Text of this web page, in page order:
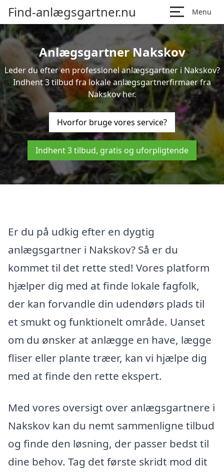
Find-anlægsgartner.nu Menu
Anlægsgartner Nakskov
Leder du efter en professionel anlægsgartner i Nakskov?
Indhent 3 tilbud fra lokale anlægsgartnerfirmaer fra
Nakskov her.
Hvorfor bruge vores service?
Indhent 3 tilbud, gratis og uforpligtende
Er du på udkig efter en dygtig
anlægsgartner i Nakskov? Så er du
kommet til det rette sted! Vores platform
hjælper dig med at finde lokale fagfolk,
der kan forvandle din udendørs plads til
et smukt og funktionelt område. Uanset
om du ønsker at anlægge en have, lægge
fliser eller plante træer, kan vi hjælpe dig
med at finde den rette ekspert.
Med vores oversigt over anlægsgartnere i
Nakskov kan du nemt sammenligne tilbud
og finde den løsning, der passer bedst til
dine behov. Tag det første skridt mod dit